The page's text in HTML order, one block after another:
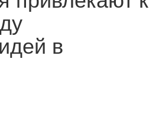
в